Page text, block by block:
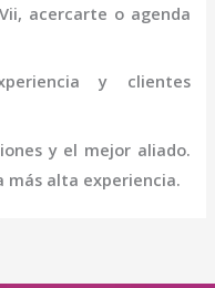
, acercarte o agenda
y clientes
y el mejor aliado.
más alta experiencia.